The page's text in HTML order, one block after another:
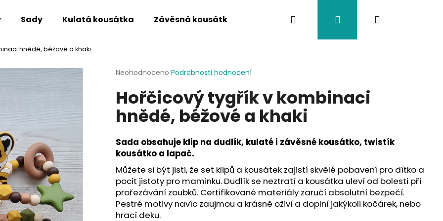
Sady Kulatá kousátka Závěsná kousátka Závěsy na kočárek Twistík kousátka
Hledat PřihlášeníNákupní
hnědé, béžové a khaki
Průměrné
produktu
je
0,0
hvězdiček.
Neohodnoceno Podrobnosti hodnocení
Hořčicový tygřík v kombinaci
hnědé, béžové a khaki
Sada obsahuje klip na dudlík, kulaté i závěsné kousátko, twistík
kousátko a lapač.
Můžete si být jisti, že set klipů a kousátek zajistí skvělé pobavení pro dítko a
pocit jistoty pro maminku. Dudlík se neztratí a kousátka uleví od bolesti při
prořezávání zoubků. Certifikované materiály zaručí absolutní bezpečí.
Pestré motivy navíc zaujmou a krásně oživí a doplní jakýkoli kočárek, nebo
hrací deku.
Co potřebujete najít?
HLEDAT
Doporučujeme